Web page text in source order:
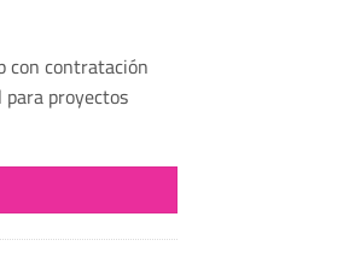
con contratación
proyectos